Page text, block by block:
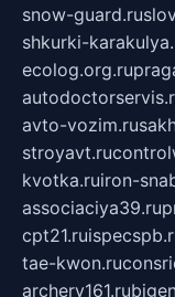
snow-guard.ru
shkurki-
ecolog.org.ru
avto-vozim.ru
stroyavt.ru
kvotka.ruiron-
associaciya39.ru
cpt21.ru
tae-kwon.ru
archery161.ru